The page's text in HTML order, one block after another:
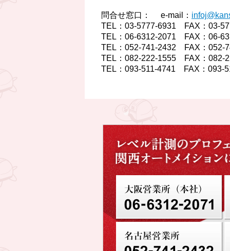
問合せ窓口： e-mail：
TEL：03-5777-6931 FAX：03-
TEL：06-6312-2071 FAX：06-
TEL：052-741-2432 FAX：052-
TEL：082-222-1555 FAX：082-
TEL：093-511-4741 FAX：093-